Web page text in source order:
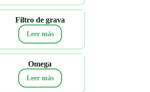
Filtro de grava
Leer más
Omega
Leer más